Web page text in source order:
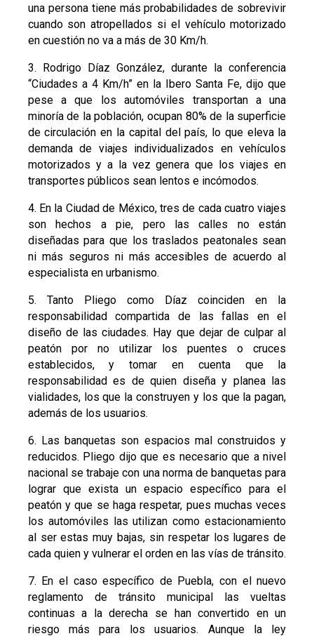
una persona tiene más probabilidades de sobrevivir
cuando son atropellados si el vehículo motorizado
en cuestión no va a más de 30 Km/h.
3. Rodrigo Díaz González, durante la conferencia
“Ciudades a 4 Km/h” en la Ibero Santa Fe, dijo que
pese a que los automóviles transportan a una
minoría de la población, ocupan 80% de la superficie
de circulación en la capital del país, lo que eleva la
demanda de viajes individualizados en vehículos
motorizados y a la vez genera que los viajes en
transportes públicos sean lentos e incómodos.
4. En la Ciudad de México, tres de cada cuatro viajes
son hechos a pie, pero las calles no están
diseñadas para que los traslados peatonales sean
ni más seguros ni más accesibles de acuerdo al
especialista en urbanismo.
5. Tanto Pliego como Díaz coinciden en la
responsabilidad compartida de las fallas en el
diseño de las ciudades. Hay que dejar de culpar al
peatón por no utilizar los puentes o cruces
establecidos, y tomar en cuenta que la
responsabilidad es de quien diseña y planea las
vialidades, los que la construyen y los que la pagan,
además de los usuarios.
6. Las banquetas son espacios mal construidos y
reducidos. Pliego dijo que es necesario que a nivel
nacional se trabaje con una norma de banquetas para
lograr que exista un espacio específico para el
peatón y que se haga respetar, pues muchas veces
los automóviles las utilizan como estacionamiento
al ser estas muy bajas, sin respetar los lugares de
cada quien y vulnerar el orden en las vías de tránsito.
7. En el caso específico de Puebla, con el nuevo
reglamento de tránsito municipal las vueltas
continuas a la derecha se han convertido en un
riesgo más para los usuarios. Aunque la ley